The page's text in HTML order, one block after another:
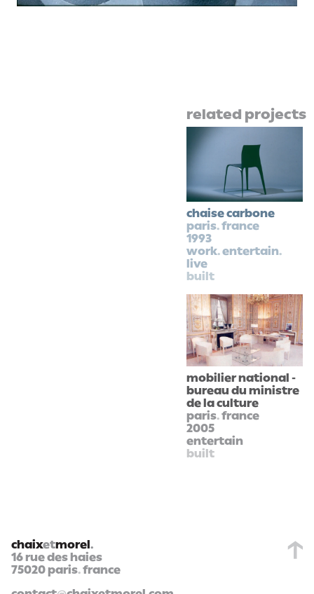
related projects
chaise carbone
paris.france
1993
work.entertain.
live
built
mobilier national -
bureau du ministre
de la culture
paris.france
2005
entertain
built
chaixetmorel.
16 rue des haies
75020 paris.france